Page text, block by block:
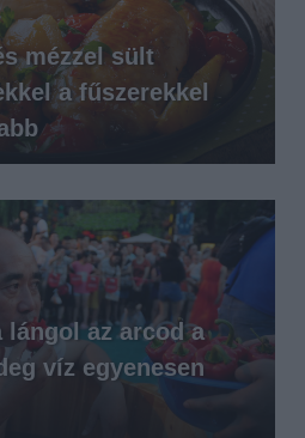
mézzel sült
a fűszerekkel
lángol az arcod a
víz egyenesen